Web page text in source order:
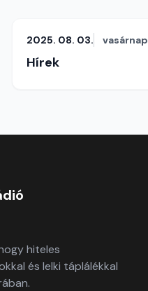
2025. 08. 03. vasárnap
Hírek
hiteles
és lelki táplálékkal